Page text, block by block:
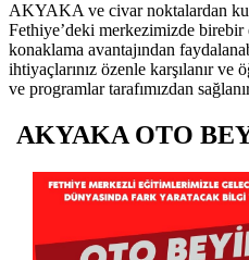
AKYAKA ve civar noktalardan
Fethiye’deki merkezimizde
konaklama avantajından
ihtiyaçlarınız özenle karşılanır
ve programlar tarafımızdan
AKYAKA OTO